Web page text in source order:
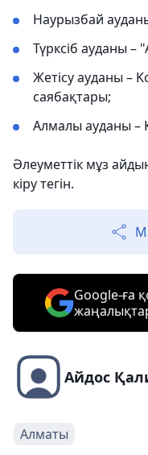
Наурызбай
Түрксіб ауданы –
Жетісу ауданы –
саябақтары;
Алмалы ауданы –
Әлеуметтік мұз
кіру тегін.
Google-ға
Айдос
Алматы